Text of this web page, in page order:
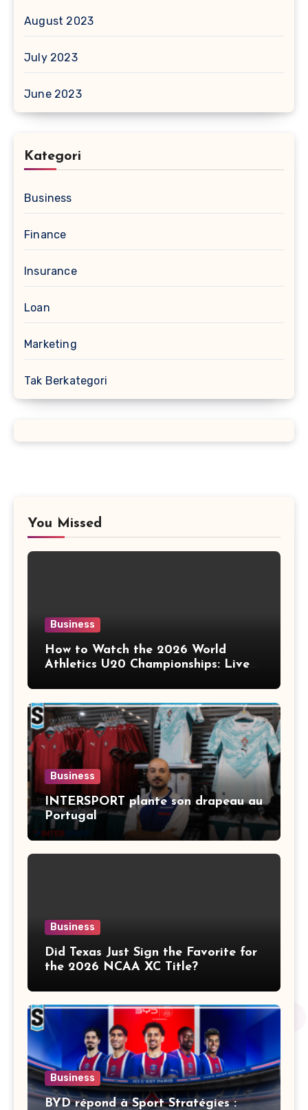
August 2023
July 2023
June 2023
Kategori
Business
Finance
Insurance
Loan
Marketing
Tak Berkategori
You Missed
Business
How to Watch the 2026 World
Athletics U20 Championships: Live
Business
INTERSPORT plante son drapeau au
Portugal
Business
Did Texas Just Sign the Favorite for
the 2026 NCAA XC Title?
Business
BYD répond à Sport Stratégies :